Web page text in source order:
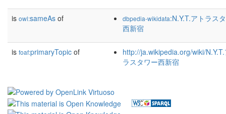
is owl:sameAs of dbpedia-wikidata:N.Y.T.アトラス
西新宿
is foaf:primaryTopic of
http://ja.wikipedia.org/wiki/
ラスタワー西新宿